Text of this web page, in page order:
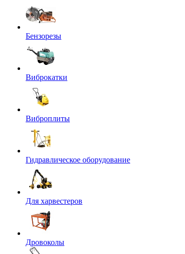
Бензорезы
Виброкатки
Виброплиты
Гидравлическое оборудование
Для харвестеров
Дровоколы